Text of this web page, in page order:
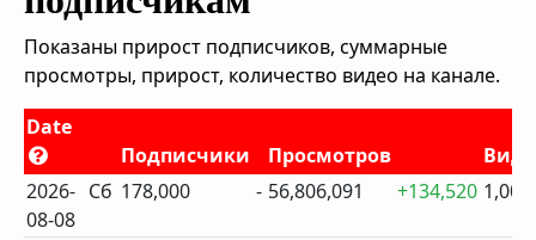
Показаны прирост подписчиков, суммарные
просмотры, прирост, количество видео на канале.
Date
Подписчики
Просмотров
2026-
08-08
Сб 178,000 - 56,806,091 +134,520 1,009